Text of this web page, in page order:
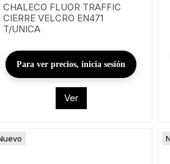
CHALECO FLUOR TRAFFIC
CIERRE VELCRO EN471
T/UNICA
Para ver precios, inicia sesión
Ver